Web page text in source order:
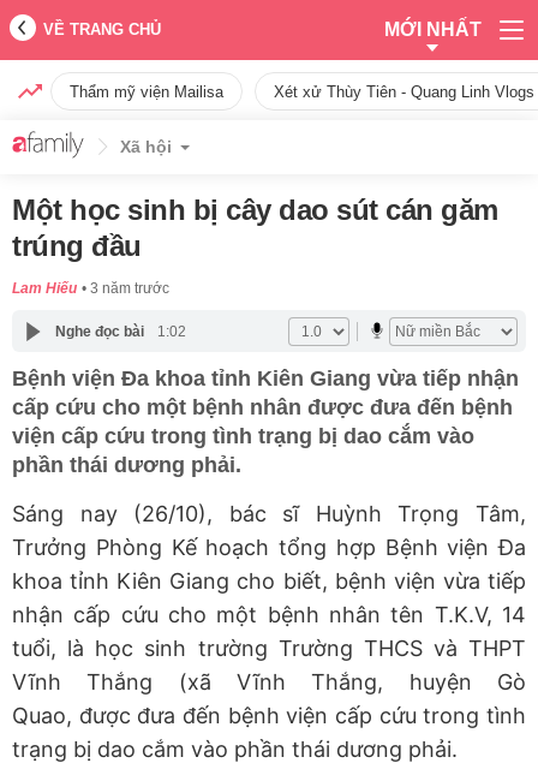
VỀ TRANG CHỦ MỚI NHẤT
Thẩm mỹ viện Mailisa Xét xử Thùy Tiên - Quang Linh
Xã hội
Một học sinh bị cây dao sút cán găm
trúng đầu
Lam Hiếu 3 năm trước
Nghe đọc bài 1:02
Bệnh viện Đa khoa tỉnh Kiên Giang vừa tiếp nhận
cấp cứu cho một bệnh nhân được đưa đến bệnh
viện cấp cứu trong tình trạng bị dao cắm vào
phần thái dương phải.
Sáng nay (26/10), bác sĩ Huỳnh Trọng Tâm,
Trưởng Phòng Kế hoạch tổng hợp Bệnh viện Đa
khoa tỉnh Kiên Giang cho biết, bệnh viện vừa tiếp
nhận cấp cứu cho một bệnh nhân tên T.K.V, 14
tuổi, là học sinh trường Trường THCS và THPT
Vĩnh Thắng (xã Vĩnh Thắng, huyện Gò
Quao, được đưa đến bệnh viện cấp cứu trong tình
trạng bị dao cắm vào phần thái dương phải.